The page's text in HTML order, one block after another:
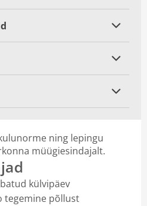
ning lepingu
müügiesindajalt.
külvipäev
tegemine põllust